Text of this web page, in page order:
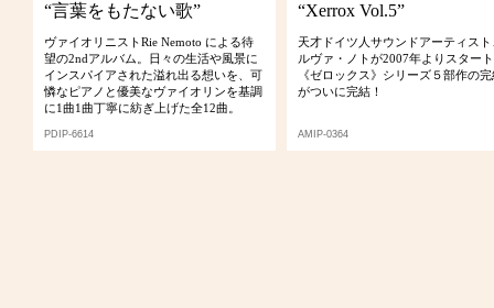
“言葉をもたない歌”
ヴァイオリニストRie Nemoto による待
望の2ndアルバム。日々の生活や風景に
インスパイアされた溢れ出る想いを、可
憐なピアノと優美なヴァイオリンを基調
に1曲1曲丁寧に紡ぎ上げた全12曲。
PDIP-6614
“Xerrox Vol.5”
天才ドイツ人サウンドアーティス
ルヴァ・ノトが2007年よりスター
《ゼロックス》シリーズ５部作の
がついに完結！
AMIP-0364